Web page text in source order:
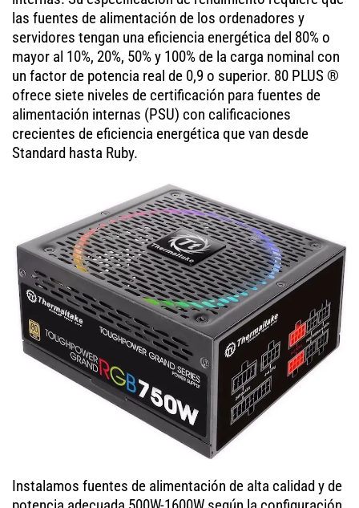
las fuentes de alimentación de los ordenadores y
servidores tengan una eficiencia energética del 80% o
mayor al 10%, 20%, 50% y 100% de la carga nominal con
un factor de potencia real de 0,9 o superior. 80 PLUS ®
ofrece siete niveles de certificación para fuentes de
alimentación internas (PSU) con calificaciones
crecientes de eficiencia energética que van desde
Standard hasta Ruby.
Instalamos fuentes de alimentación de alta calidad y de